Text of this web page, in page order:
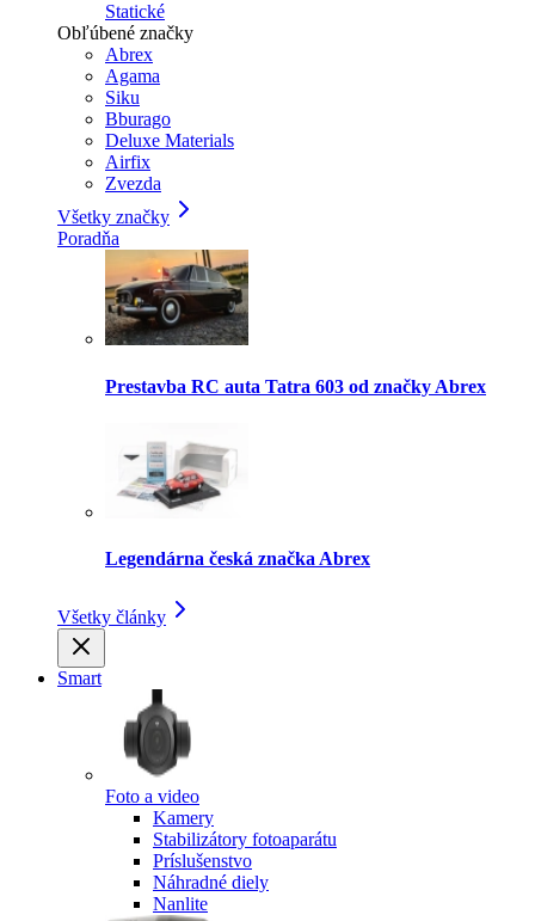
Statické
Obľúbené značky
Abrex
Agama
Siku
Bburago
Deluxe Materials
Airfix
Zvezda
Všetky značky
Poradňa
Prestavba RC auta Tatra 603 od značky Abrex
Legendárna česká značka Abrex
Všetky články
Smart
Foto a video
Kamery
Stabilizátory fotoaparátu
Príslušenstvo
Náhradné diely
Nanlite